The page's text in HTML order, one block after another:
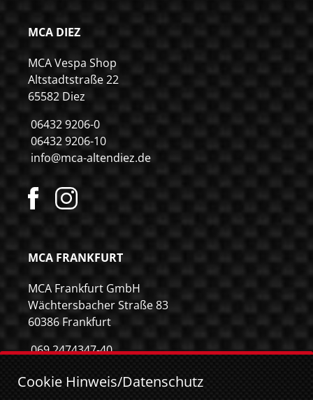
MCA DIEZ
MCA Vespa Shop
Altstadtstraße 22
65582 Diez
06432 9206-0
06432 9206-10
info@mca-altendiez.de
MCA FRANKFURT
MCA Frankfurt GmbH
Wächtersbacher Straße 83
60386 Frankfurt
069 2474347-40
info@mca-frankfurt.de
Cookie Hinweis/Datenschutz